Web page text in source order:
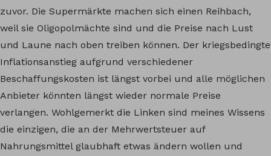
zuvor. Die Supermärkte machen sich einen Reihbach,
weil sie Oligopolmächte sind und die Preise nach Lust
und Laune nach oben treiben können. Der kriegsbedingte
Inflationsanstieg aufgrund verschiedener
Beschaffungskosten ist längst vorbei und alle möglichen
Anbieter könnten längst wieder normale Preise
verlangen. Wohlgemerkt die Linken sind meines Wissens
die einzigen, die an der Mehrwertsteuer auf
Nahrungsmittel glaubhaft etwas ändern wollen und